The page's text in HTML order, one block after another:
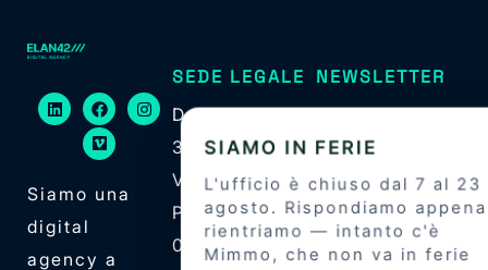
Siamo una
digital
agency a
SEDE LEGALE
Dorsoduro
3649, 30123
Venezia – IT
P.iva
04439760275
NEWSLETTER
Per rimanere
sempre
aggiornato
iscriviti alla
nostra